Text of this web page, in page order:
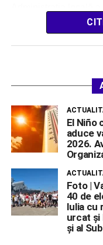
El Niño
aduce
2026.
Foto |
40 de
Iulia cu
urcat și
și al